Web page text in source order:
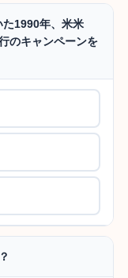
1990年、米米
のキャンペーンを